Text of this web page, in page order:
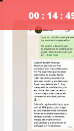
00 : 14 :